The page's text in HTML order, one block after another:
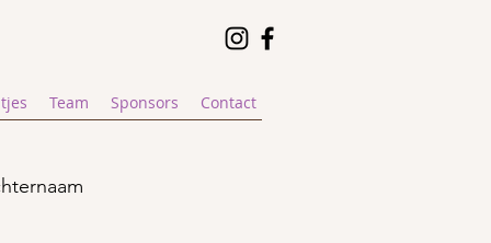
Team Sponsors Contact